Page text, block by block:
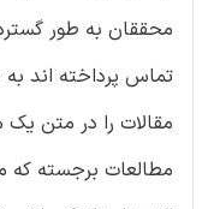
محققان به طور
تماس پرداخته اند
مقالات را در متن یک
مطالعات برجسته که